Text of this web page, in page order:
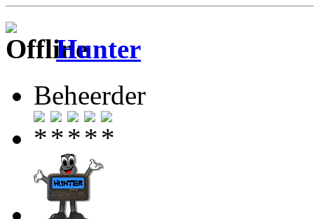
Hunter
Beheerder